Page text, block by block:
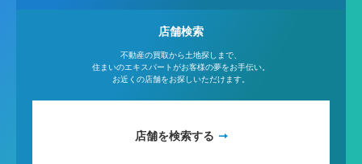
店舗検索
不動産の買取から土地探しまで、
住まいのエキスパートがお客様の夢をお手伝い。
お近くの店舗をお探しいただけます。
店舗を検索する